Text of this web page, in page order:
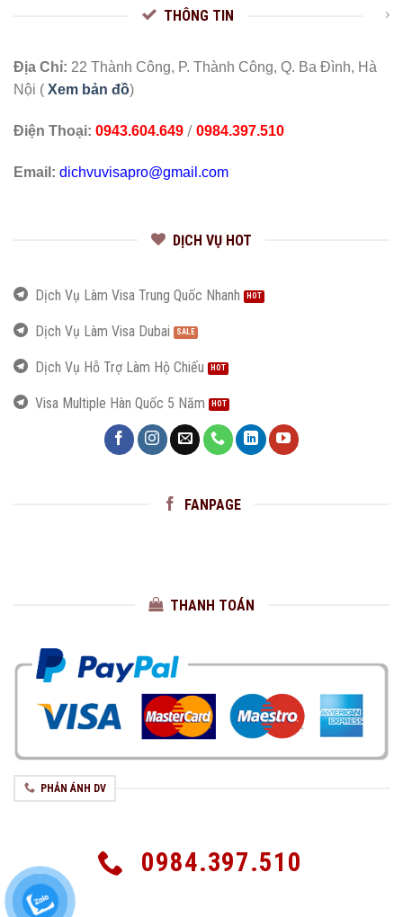
THÔNG TIN
Địa Chỉ: 22 Thành Công, P. Thành Công, Q. Ba Đình, Hà
Nội ( Xem bản đồ)
Điện Thoại: 0943.604.649 / 0984.397.510
Email: dichvuvisapro@gmail.com
DỊCH VỤ HOT
Dịch Vụ Làm Visa Trung Quốc Nhanh
Dịch Vụ Làm Visa Dubai
Dịch Vụ Hỗ Trợ Làm Hộ Chiếu
Visa Multiple Hàn Quốc 5 Năm
FANPAGE
THANH TOÁN
PHẢN ÁNH DV
0984.397.510